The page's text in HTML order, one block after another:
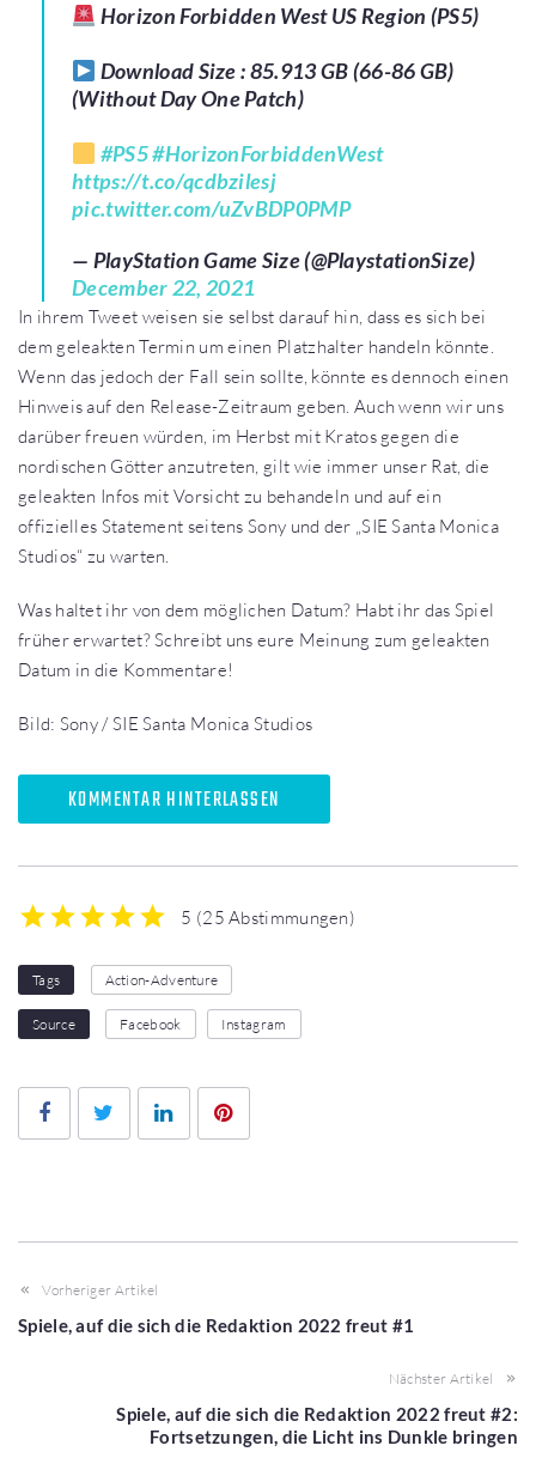
Horizon Forbidden West US Region (PS5)
Download Size : 85.913 GB (66-86 GB)
(Without Day One Patch)
#PS5#HorizonForbiddenWest
https://t.co/qcdbzilesj
pic.twitter.com/uZvBDP0PMP
— PlayStation Game Size (@PlaystationSize)
December 22, 2021
In ihrem Tweet weisen sie selbst darauf hin, dass es sich bei
dem geleakten Termin um einen Platzhalter handeln könnte.
Wenn das jedoch der Fall sein sollte, könnte es dennoch einen
Hinweis auf den Release-Zeitraum geben. Auch wenn wir uns
darüber freuen würden, im Herbst mit Kratos gegen die
nordischen Götter anzutreten, gilt wie immer unser Rat, die
geleakten Infos mit Vorsicht zu behandeln und auf ein
offizielles Statement seitens Sony und der „SIE Santa Monica
Studios“ zu warten.
Was haltet ihr von dem möglichen Datum? Habt ihr das Spiel
früher erwartet? Schreibt uns eure Meinung zum geleakten
Datum in die Kommentare!
Bild: Sony / SIE Santa Monica Studios
KOMMENTAR HINTERLASSEN
5 (25 Abstimmungen)
Tags Action-Adventure
Source Facebook Instagram
FacebookTwitter LinkedIn
Vorheriger Artikel
Spiele, auf die sich die Redaktion 2022 freut #1
Nächster Artikel
Spiele, auf die sich die Redaktion 2022 freut #2:
Fortsetzungen, die Licht ins Dunkle bringen